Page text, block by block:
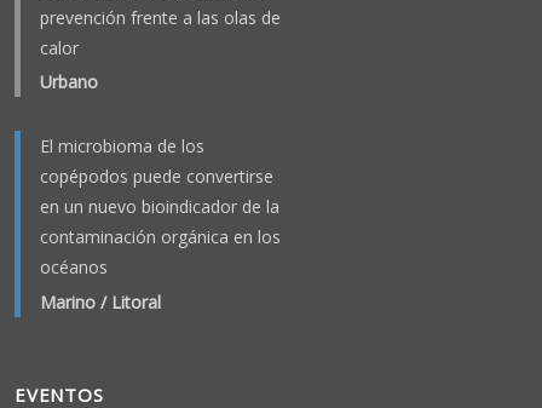
prevención frente a las olas de
calor
Urbano
El microbioma de los
copépodos puede convertirse
en un nuevo bioindicador de la
contaminación orgánica en los
océanos
Marino / Litoral
EVENTOS